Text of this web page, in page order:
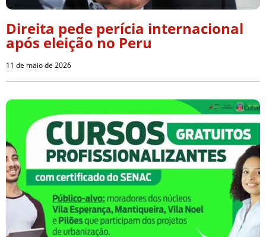
Direita pede perícia internacional
após eleição no Peru
11 de maio de 2026